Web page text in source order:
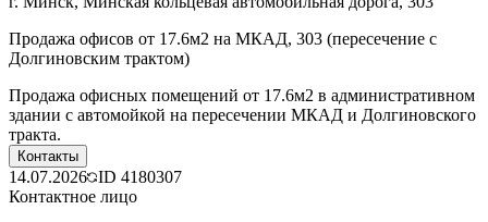
Продажа офисов от 17.6м2 на МКАД, 303 (пересечение с
Долгиновским трактом)
Продажа офисных помещений от 17.6м2 в административном
здании с автомойкой на пересечении МКАД и Долгиновского
тракта.
Контакты
14.07.2026 ID 4180307
Контактное лицо